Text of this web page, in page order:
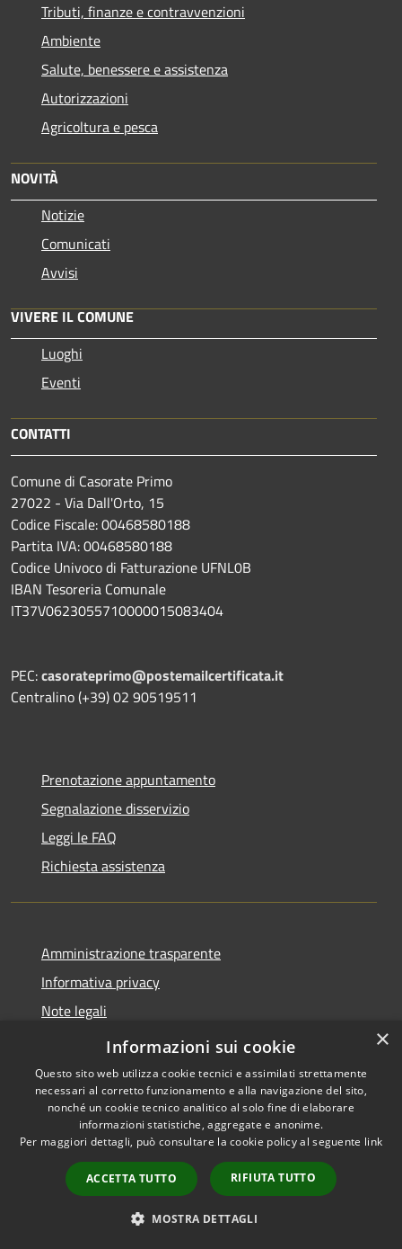
Tributi, finanze e contravvenzioni
Ambiente
Salute, benessere e assistenza
Autorizzazioni
Agricoltura e pesca
NOVITÀ
Notizie
Comunicati
Avvisi
VIVERE IL COMUNE
Luoghi
Eventi
CONTATTI
Comune di Casorate Primo
27022 - Via Dall'Orto, 15
Codice Fiscale: 00468580188
Partita IVA: 00468580188
Codice Univoco di Fatturazione UFNL0B
IBAN Tesoreria Comunale
IT37V0623055710000015083404
PEC:casorateprimo@postemailcertificata.it
Centralino (+39) 02 90519511
Prenotazione appuntamento
Segnalazione disservizio
Leggi le FAQ
Richiesta assistenza
Amministrazione trasparente
Informativa privacy
Note legali
Dichiarazione di accessibilità
Accessibilità
Copyright © 2026 • Comune di
Casorate Primo • Powered by
Municipium•
Accesso
redazione
×
Informazioni sui cookie
Questo sito web utilizza cookie tecnici e assimilati strettamente
necessari al corretto funzionamento e alla navigazione del sito,
nonché un cookie tecnico analitico al solo fine di elaborare
informazioni statistiche, aggregate e anonime.
Per maggiori dettagli, può consultare la cookie policy al seguente link
ACCETTA TUTTO RIFIUTA TUTTO
MOSTRA DETTAGLI